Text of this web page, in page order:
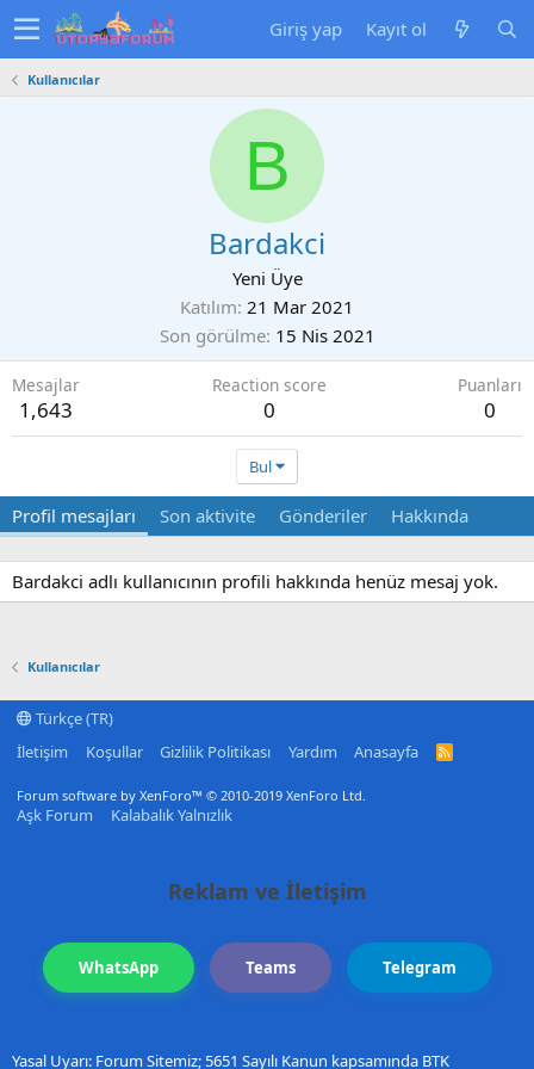
Giriş yap Kayıt ol
Kullanıcılar
B
Bardakci
Yeni Üye
Katılım 21 Mar 2021
Son görülme 15 Nis 2021
Mesajlar
1,643
Reaction score
0
Puanları
0
Bul
Profil mesajları Son aktivite Gönderiler Hakkında
Bardakci adlı kullanıcının profili hakkında henüz mesaj yok.
Kullanıcılar
Türkçe (TR)
İletişim
Koşullar Gizlilik Politikası Yardım Anasayfa
R
Forum software by XenForo™ © 2010-2019 XenForo Ltd.
Aşk Forum Kalabalık Yalnızlık
Reklam ve İletişim
WhatsApp Teams Telegram
Yasal Uyarı: Forum Sitemiz; 5651 Sayılı Kanun kapsamında BTK